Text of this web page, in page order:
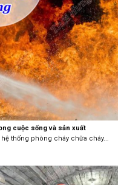
cuộc sống và sản xuất
thống phòng cháy chữa cháy...